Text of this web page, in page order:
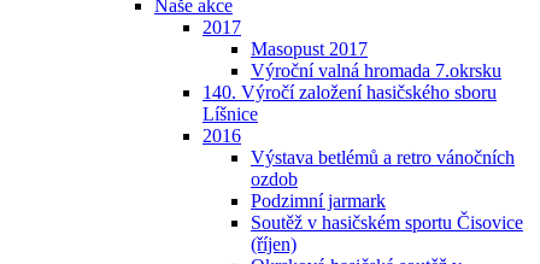
Naše akce
2017
Masopust 2017
Výroční valná hromada 7.okrsku
140. Výročí založení hasičského sboru
Líšnice
2016
Výstava betlémů a retro vánočních
ozdob
Podzimní jarmark
Soutěž v hasičském sportu Čisovice
(říjen)